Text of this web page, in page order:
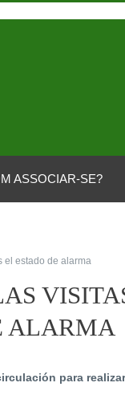
ASSOCIAR-SE?
el estado de alarma
ALARMA
para